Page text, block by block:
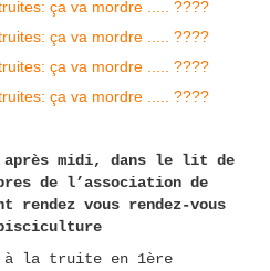
après midi, dans le lit de
de l’association de
rendez vous rendez-vous
à la truite en 1ère